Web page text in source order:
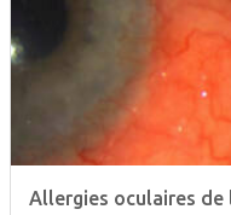
Allergies oculaires de